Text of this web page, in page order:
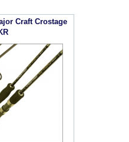
Craft Crostage